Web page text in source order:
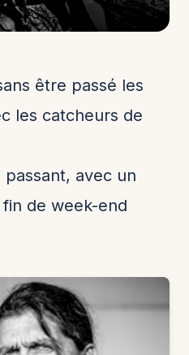
être passé les
les catcheurs de
avec un
de week-end